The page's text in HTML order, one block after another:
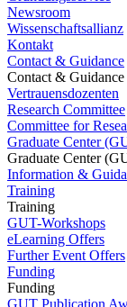
Newsroom
Wissenschaftsallianz
Kontakt
Contact & Guidance
Contact & Guidance
Vertrauensdozenten
Research Committee
Committee for
Graduate Center
Graduate Center
Information &
Training
Training
GUT-Workshops
eLearning Offers
Further Event Offers
Funding
Funding
GUT Publication